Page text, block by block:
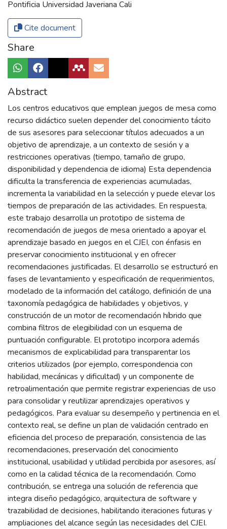
Pontificia Universidad Javeriana Cali
Cite document
Share
Abstract
Los centros educativos que emplean juegos de mesa como
recurso didáctico suelen depender del conocimiento tácito
de sus asesores para seleccionar títulos adecuados a un
objetivo de aprendizaje, a un contexto de sesión y a
restricciones operativas (tiempo, tamaño de grupo,
disponibilidad y dependencia de idioma) Esta dependencia
dificulta la transferencia de experiencias acumuladas,
incrementa la variabilidad en la selección y puede elevar los
tiempos de preparación de las actividades. En respuesta,
este trabajo desarrolla un prototipo de sistema de
recomendación de juegos de mesa orientado a apoyar el
aprendizaje basado en juegos en el CJEI, con énfasis en
preservar conocimiento institucional y en ofrecer
recomendaciones justificadas. El desarrollo se estructuró en
fases de levantamiento y especificación de requerimientos,
modelado de la información del catálogo, definición de una
taxonomía pedagógica de habilidades y objetivos, y
construcción de un motor de recomendación híbrido que
combina filtros de elegibilidad con un esquema de
puntuación configurable. El prototipo incorpora además
mecanismos de explicabilidad para transparentar los
criterios utilizados (por ejemplo, correspondencia con
habilidad, mecánicas y dificultad) y un componente de
retroalimentación que permite registrar experiencias de uso
para consolidar y reutilizar aprendizajes operativos y
pedagógicos. Para evaluar su desempeño y pertinencia en el
contexto real, se define un plan de validación centrado en
eficiencia del proceso de preparación, consistencia de las
recomendaciones, preservación del conocimiento
institucional, usabilidad y utilidad percibida por asesores, así
como en la calidad técnica de la recomendación. Como
contribución, se entrega una solución de referencia que
integra diseño pedagógico, arquitectura de software y
trazabilidad de decisiones, habilitando iteraciones futuras y
ampliaciones del alcance según las necesidades del CJEI.